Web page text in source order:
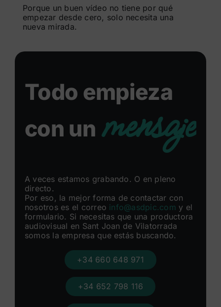
Porque un buen vídeo no tiene por qué
empezar desde cero, solo necesita una
nueva mirada.
Todo empieza
con un mensaje
A veces estamos grabando. O en pleno
directo.
Por eso, la mejor forma de contactar con
nosotros es el correo info@asdpic.com y el
formulario. Si necesitas que una productora
audiovisual en Sant Joan de Vilatorrada
somos la empresa que estás buscando.
+34 660 648 971
+34 652 798 116